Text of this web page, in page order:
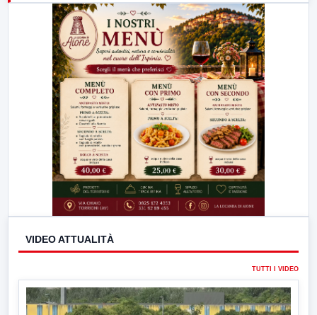
LabNews (replica)
VIDEO ATTUALITÀ
TUTTI I VIDEO